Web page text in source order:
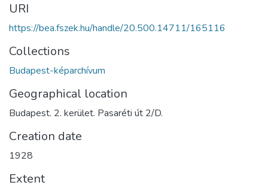
URI
https://bea.fszek.hu/handle/20.500.14711/165116
Collections
Budapest-képarchívum
Geographical location
Budapest. 2. kerület. Pasaréti út 2/D.
Creation date
1928
Extent